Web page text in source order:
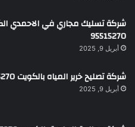
شركة تسليك مجاري في الاحمدي
95515270
أبريل 9, 2025
شركة تصليح خرير المياه بالكويت 95515270
أبريل 9, 2025